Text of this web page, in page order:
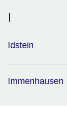
I
Idstein
Immenhausen